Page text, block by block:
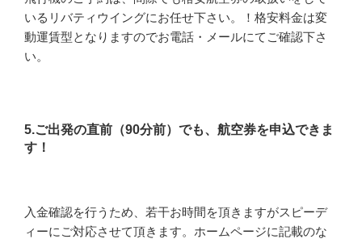
いるリバティウイングにお任せ下さい。！格安料金は変
動運賃型となりますのでお電話・メールにてご確認下さ
い。
5.ご出発の直前（90分前）でも、航空券を申込できま
す！
入金確認を行うため、若干お時間を頂きますがスピーデ
ィーにご対応させて頂きます。ホームページに記載のな